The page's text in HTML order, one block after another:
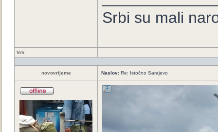
Srbi su mali
Vrh
novovrijeme Naslov: Re: Istočno Sarajevo